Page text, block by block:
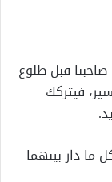
قبل طلوع
فيتركك
دار بينهما